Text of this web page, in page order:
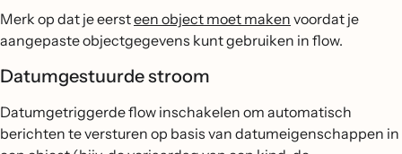
Merk op dat je eersteen object moet maken voordat je
aangepaste objectgegevens kunt gebruiken in flow.
Datumgestuurde stroom
Datumgetriggerde flow inschakelen om automatisch
berichten te versturen op basis van datumeigenschappen in